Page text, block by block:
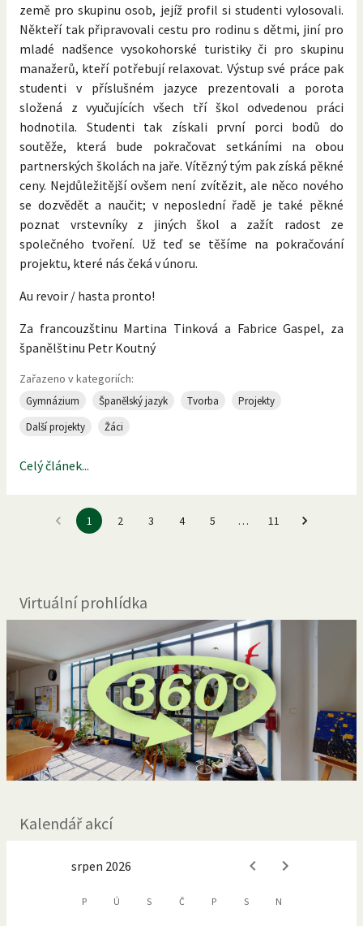
země pro skupinu osob, jejíž profil si studenti vylosovali.
Někteří tak připravovali cestu pro rodinu s dětmi, jiní pro
mladé nadšence vysokohorské turistiky či pro skupinu
manažerů, kteří potřebují relaxovat. Výstup své práce pak
studenti v příslušném jazyce prezentovali a porota
složená z vyučujících všech tří škol odvedenou práci
hodnotila. Studenti tak získali první porci bodů do
soutěže, která bude pokračovat setkáními na obou
partnerských školách na jaře. Vítězný tým pak získá pěkné
ceny. Nejdůležitější ovšem není zvítězit, ale něco nového
se dozvědět a naučit; v neposlední řadě je také pěkné
poznat vrstevníky z jiných škol a zažít radost ze
společného tvoření. Už teď se těšíme na pokračování
projektu, které nás čeká v únoru.
Au revoir / hasta pronto!
Za francouzštinu Martina Tinková a Fabrice Gaspel, za
španělštinu Petr Koutný
Zařazeno v kategoriích:
Gymnázium Španělský jazyk Tvorba
Projekty
Další projekty
Žáci
Celý článek...
1 2 3 4 5 … 11
Virtuální prohlídka
Kalendář akcí
srpen 2026
P Ú S Č P S N